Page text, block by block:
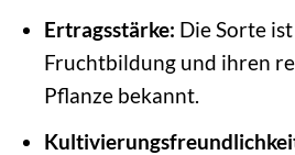
Ertragsstärke: Die Sorte
Fruchtbildung und ihren
Pflanze bekannt.